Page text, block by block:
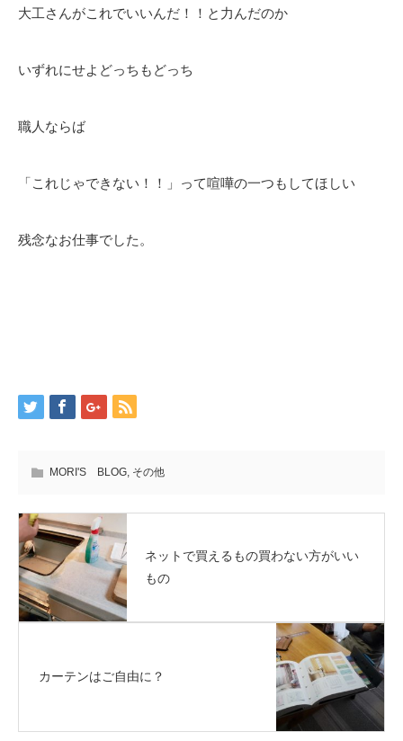
大工さんがこれでいいんだ！！と力んだのか
いずれにせよどっちもどっち
職人ならば
「これじゃできない！！」って喧嘩の一つもしてほしい
残念なお仕事でした。
MORI'S BLOG, その他
ネットで買えるもの買わない方がいい
もの
カーテンはご自由に？